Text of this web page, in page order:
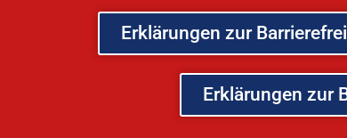
Erklärungen zur
Erklärungen zur